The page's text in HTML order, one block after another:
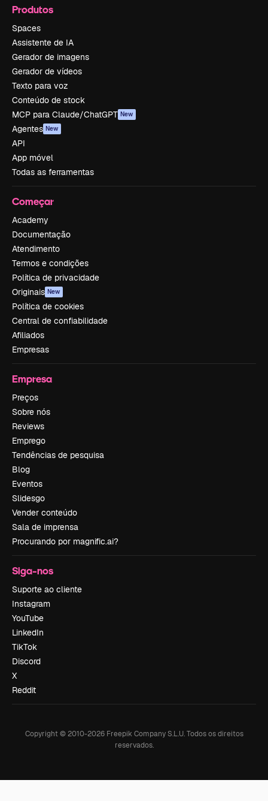
Produtos
Spaces
Assistente de IA
Gerador de imagens
Gerador de vídeos
Texto para voz
Conteúdo de stock
MCP para Claude/ChatGPT New
Agentes New
API
App móvel
Todas as ferramentas
Começar
Academy
Documentação
Atendimento
Termos e condições
Política de privacidade
Originais New
Política de cookies
Central de confiabilidade
Afiliados
Empresas
Empresa
Preços
Sobre nós
Reviews
Emprego
Tendências de pesquisa
Blog
Eventos
Slidesgo
Vender conteúdo
Sala de imprensa
Procurando por magnific.ai?
Siga-nos
Suporte ao cliente
Instagram
YouTube
LinkedIn
TikTok
Discord
X
Reddit
Copyright © 2010-2026Freepik Company S.L.U. Todos os direitos
reservados.